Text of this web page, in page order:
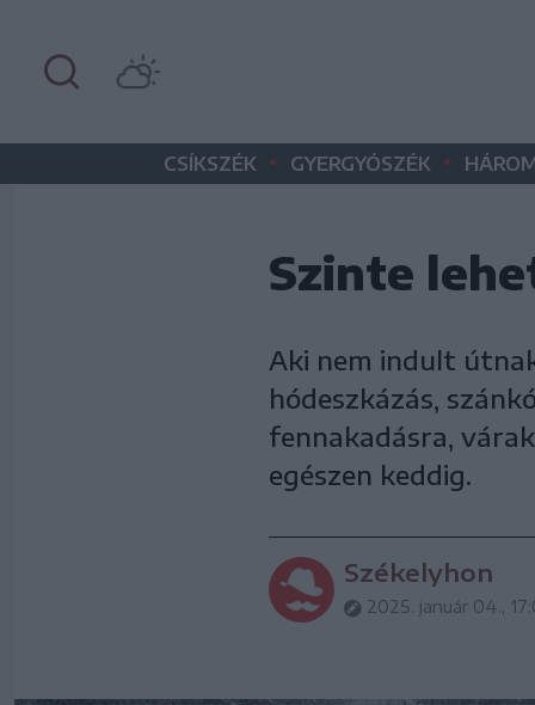
CSÍKSZÉK • GYERGYÓSZÉK •
Szinte
Aki nem indult
hódeszkázás,
fennakadásra,
egészen keddig.
Székelyhon
2025. január 04.,